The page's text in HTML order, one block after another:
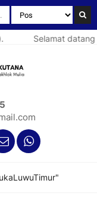
Selamat datang